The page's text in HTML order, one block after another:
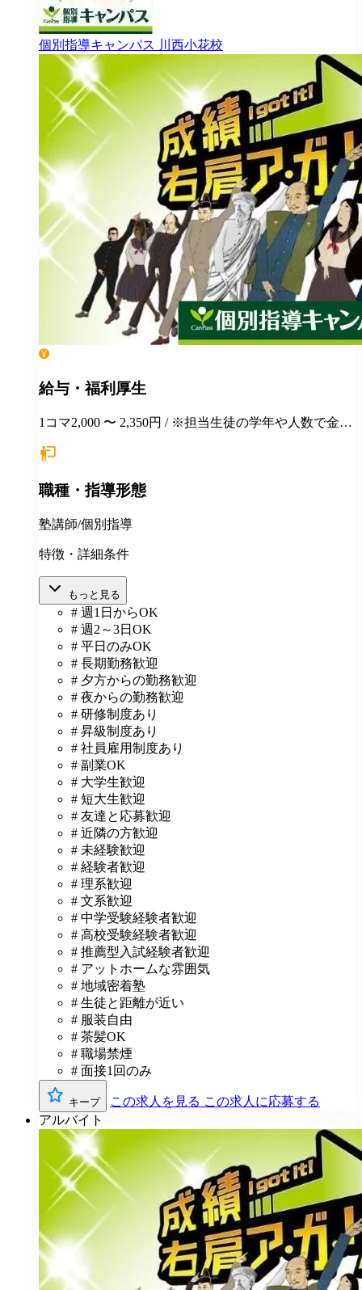
個別指導キャンパス 川西小花校
給与・福利厚生
1コマ2,000 〜 2,350円 / ※担当生徒の学年や人数で金額
職種・指導形態
塾講師/個別指導
特徴・詳細条件
もっと見る
# 週1日からOK
# 週2～3日OK
# 平日のみOK
# 長期勤務歓迎
# 夕方からの勤務歓迎
# 夜からの勤務歓迎
# 研修制度あり
# 昇級制度あり
# 社員雇用制度あり
# 副業OK
# 大学生歓迎
# 短大生歓迎
# 友達と応募歓迎
# 近隣の方歓迎
# 未経験歓迎
# 経験者歓迎
# 理系歓迎
# 文系歓迎
# 中学受験経験者歓迎
# 高校受験経験者歓迎
# 推薦型入試経験者歓迎
# アットホームな雰囲気
# 地域密着塾
# 生徒と距離が近い
# 服装自由
# 茶髪OK
# 職場禁煙
# 面接1回のみ
キープ この求人を見る この求人に応募する
アルバイト